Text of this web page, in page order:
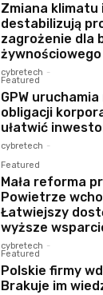
Zmiana klimatu
destabilizują
zagrożenie dla
żywnościowego
cybretech -
Featured
GPW
obligacji
ułatwić
cybretech -
Featured
Mała reforma
Powietrze
Łatwiejszy
wyższe
cybretech -
Featured
Polskie firmy
Brakuje im